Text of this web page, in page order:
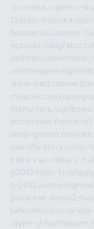
rbc-news.ruporno-
13autor-kolonka.ru
hostserve.ruporno-
neznobi.rubigfatcc.ru
delfinet.ru
velotrenajery.ru
show-pets.ru
miraclecoon.ru
firehunters.ru
hometown-france.ru
shop-garena.ru
one-life-story.rutop-
poka-vse-doma-2.ru
g2012.rutst-1.ru
g-2012.ruops-mgr.ru
poka-vse-doma2.ru
tehosmotre.ru
raytor-d.ru